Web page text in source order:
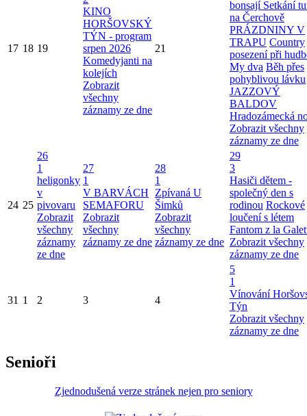
17 18 19
KINO
HORŠOVSKÝ
TÝN - program
srpen 2026
Komedyjanti na
kolejích
Zobrazit
všechny
záznamy ze dne
21
bonsají Setkání
na Čerchově
PRÁZDNINY V
TRAPU Country
posezení při
My dva Běh přes
pohyblivou lávku
JAZZOVÝ
BALDOV
Hradozámecká
Zobrazit všechny
záznamy ze dne
24 25
26
1
heligonky
v
pivovaru
Zobrazit
všechny
záznamy
ze dne
27
1
V BARVÁCH
SEMAFORU
Zobrazit
všechny
záznamy ze dne
28
1
Zpívaná U
Šimků
Zobrazit
všechny
záznamy ze dne
29
3
Hasiči dětem -
společný den s
rodinou Rockové
loučení s létem
Fantom z la
Zobrazit všechny
záznamy ze dne
31 1 2 3 4
5
1
Vínování
Týn
Zobrazit všechny
záznamy ze dne
Senioři
Zjednodušená verze stránek nejen pro seniory